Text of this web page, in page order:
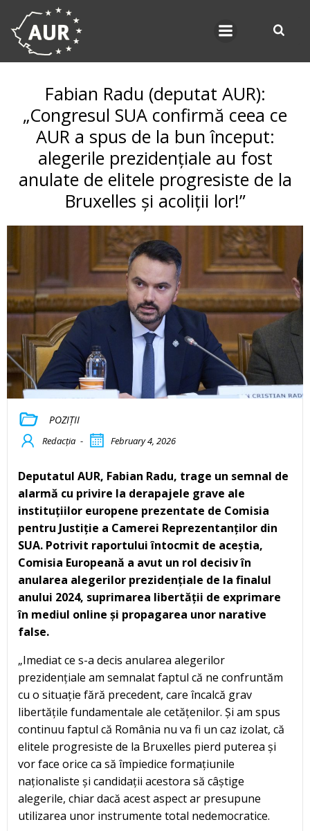
Fabian Radu (deputat AUR):
„Congresul SUA confirmă ceea ce
AUR a spus de la bun început:
alegerile prezidențiale au fost
anulate de elitele progresiste de la
Bruxelles și acoliții lor!”
POZIȚII
Redacția - February 4, 2026
Deputatul AUR, Fabian Radu, trage un semnal de
alarmă cu privire la derapajele grave ale
instituțiilor europene prezentate de Comisia
pentru Justiție a Camerei Reprezentanților din
SUA. Potrivit raportului întocmit de aceștia,
Comisia Europeană a avut un rol decisiv în
anularea alegerilor prezidențiale de la finalul
anului 2024, suprimarea libertății de exprimare
în mediul online și propagarea unor narative
false.
„Imediat ce s-a decis anularea alegerilor
prezidențiale am semnalat faptul că ne confruntăm
cu o situație fără precedent, care încalcă grav
libertățile fundamentale ale cetățenilor. Și am spus
continuu faptul că România nu va fi un caz izolat, că
elitele progresiste de la Bruxelles pierd puterea și
vor face orice ca să împiedice formațiunile
naționaliste și candidații acestora să câștige
alegerile, chiar dacă acest aspect ar presupune
utilizarea unor instrumente total nedemocratice.